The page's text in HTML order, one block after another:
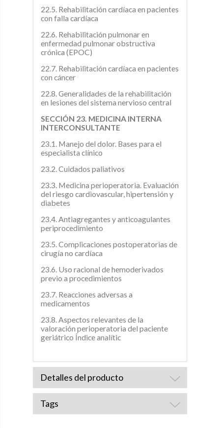
22.5. Rehabilitación cardíaca en pacientes
con falla cardíaca
22.6. Rehabilitación pulmonar en
enfermedad pulmonar obstructiva
crónica (EPOC)
22.7. Rehabilitación cardíaca en pacientes
con cáncer
22.8. Generalidades de la rehabilitación
en lesiones del sistema nervioso central
SECCIÓN 23. MEDICINA INTERNA
INTERCONSULTANTE
23.1. Manejo del dolor. Bases para el
especialista clínico
23.2. Cuidados paliativos
23.3. Medicina perioperatoria. Evaluación
del riesgo cardiovascular, hipertensión y
diabetes
23.4. Antiagregantes y anticoagulantes
periprocedimiento
23.5. Complicaciones postoperatorias de
cirugía no cardíaca
23.6. Uso racional de hemoderivados
previo a procedimientos
23.7. Reacciones adversas a
medicamentos
23.8. Aspectos relevantes de la
valoración perioperatoria del paciente
geriátrico Índice analític
Detalles del producto
Tags